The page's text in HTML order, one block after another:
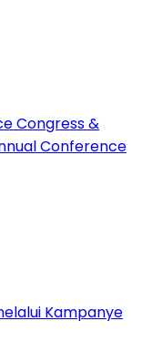
Congress &
Conference
Kampanye